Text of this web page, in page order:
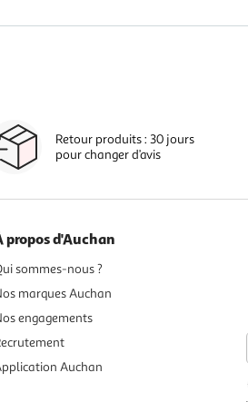
Retour produits : 30 jours
pour changer d’avis
propos d'Auchan
sommes-nous ?
marques Auchan
engagements
Auchan